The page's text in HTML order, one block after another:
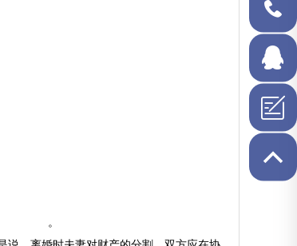
。
134-
2792-
4848
在线QQ